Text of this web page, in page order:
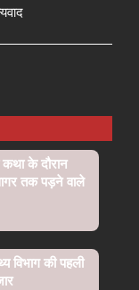
के दौरान
तक पड़ने वाले
विभाग की पहली